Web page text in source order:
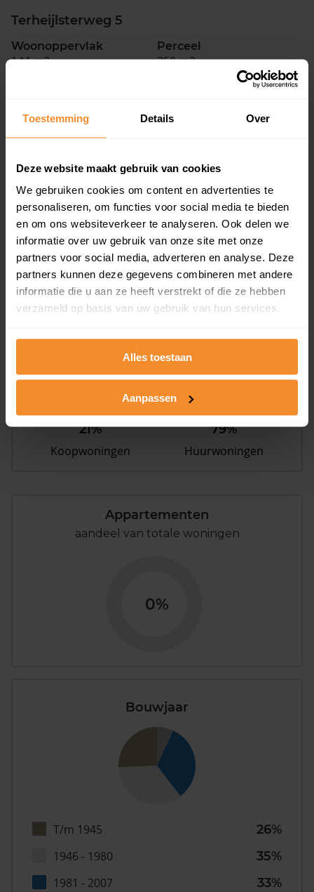
Toestemming Details Over
Deze website maakt gebruik van cookies
We gebruiken cookies om content en advertenties te
personaliseren, om functies voor social media te bieden
en om ons websiteverkeer te analyseren. Ook delen we
informatie over uw gebruik van onze site met onze
partners voor social media, adverteren en analyse. Deze
partners kunnen deze gegevens combineren met andere
informatie die u aan ze heeft verstrekt of die ze hebben
verzameld op basis van uw gebruik van hun services.
Alles toestaan
Aanpassen
Terheijlsterweg 5
Woonoppervlak
144 m2
Perceel
350 m2
107 m2 355 m2
Verkoopdatum
17 februari 2026
Verkoopprijs
Koopsom opvragen
Woningen
21%
Koopwoningen
79%
Huurwoningen
Appartementen
aandeel van totale woningen
0%
Bouwjaar
T/m 1945
26%
1946 - 1980
35%
1981 - 2007
33%